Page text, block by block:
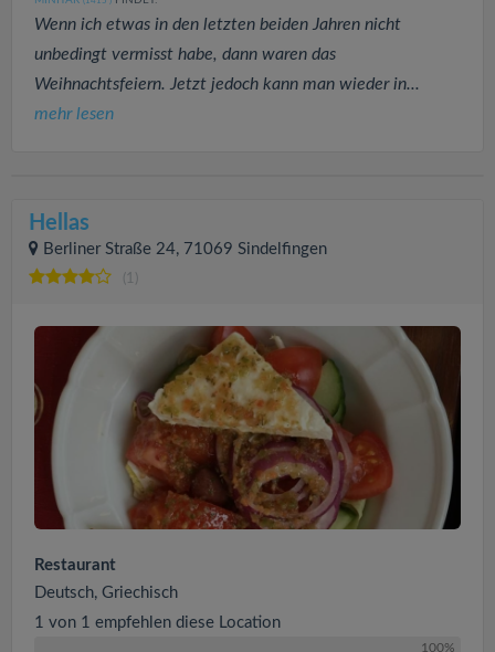
Wenn ich etwas in den letzten beiden Jahren nicht
unbedingt vermisst habe, dann waren das
Weihnachtsfeiern. Jetzt jedoch kann man wieder in...
mehr lesen
Hellas
Berliner Straße 24, 71069 Sindelfingen
(1)
Restaurant
Deutsch, Griechisch
1 von 1 empfehlen diese Location
100%